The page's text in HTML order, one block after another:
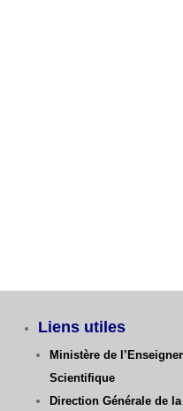
Liens utiles
Ministère de
Scientifique
Direction Générale de